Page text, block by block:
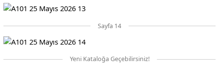
Sayfa 14
Yeni Kataloğa Geçebilirsiniz!